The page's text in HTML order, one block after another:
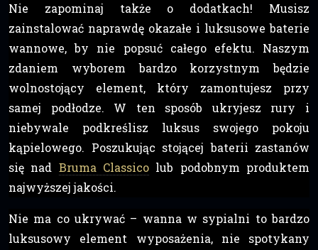
Nie zapominaj także o dodatkach! Musisz
zainstalować naprawdę okazałe i luksusowe baterie
wannowe, by nie popsuć całego efektu. Naszym
zdaniem wyborem bardzo korzystnym będzie
wolnostojący element, który zamontujesz przy
samej podłodze. W ten sposób ukryjesz rury i
niebywale podkreślisz luksus swojego pokoju
kąpielowego. Poszukując stojącej baterii zastanów
się nad Bruma Classico lub podobnym produktem
najwyższej jakości.
Nie ma co ukrywać – wanna w sypialni to bardzo
luksusowy element wyposażenia, nie spotykany